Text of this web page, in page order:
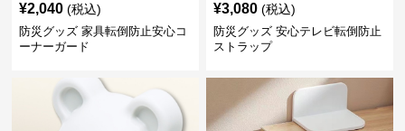
¥2,040 (税込)
防災グッズ 家具転倒防止安心コ
ーナーガード
¥3,080 (税込)
防災グッズ 安心テレビ転倒防止
ストラップ